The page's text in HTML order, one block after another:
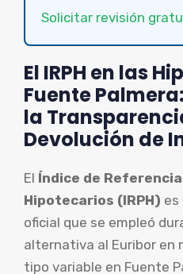
Solicitar revisión
El IRPH en las
Fuente
la
Devolución de
El Índice de
Hipotecarios (IRPH) es
oficial que se empleó
alternativa al Euribor en
tipo variable en Fuente